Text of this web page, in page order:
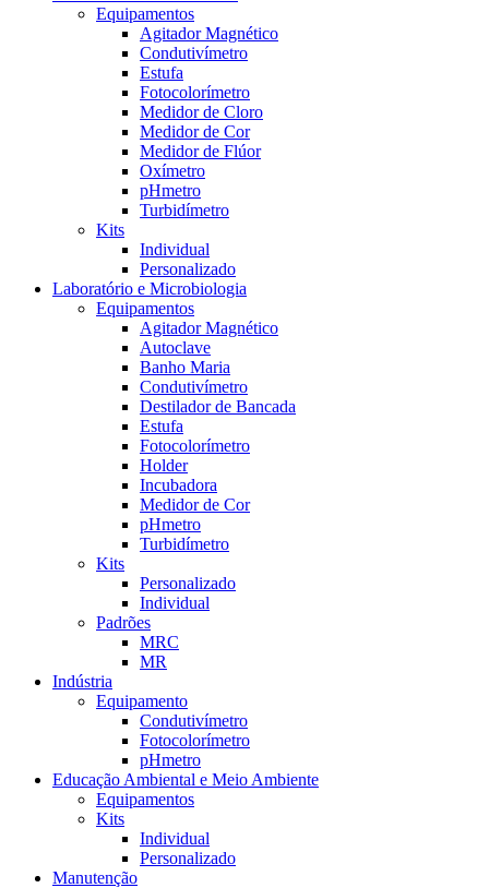
Equipamentos
Agitador Magnético
Condutivímetro
Estufa
Fotocolorímetro
Medidor de Cloro
Medidor de Cor
Medidor de Flúor
Oxímetro
pHmetro
Turbidímetro
Kits
Individual
Personalizado
Laboratório e Microbiologia
Equipamentos
Agitador Magnético
Autoclave
Banho Maria
Condutivímetro
Destilador de Bancada
Estufa
Fotocolorímetro
Holder
Incubadora
Medidor de Cor
pHmetro
Turbidímetro
Kits
Personalizado
Individual
Padrões
MRC
MR
Indústria
Equipamento
Condutivímetro
Fotocolorímetro
pHmetro
Educação Ambiental e Meio Ambiente
Equipamentos
Kits
Individual
Personalizado
Manutenção